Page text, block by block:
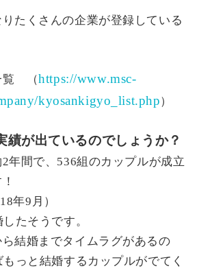
たくさんの企業が登録している
覧 （https://www.msc-
kyosankigyo_list.php）
績が出ているのでしょうか？
年間で、536組のカップルが成立
年9月）
たそうです。
結婚までタイムラグがあるの
っと結婚するカップルがでてく